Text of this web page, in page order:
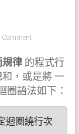
Comment
規律的程式行
，或是將 一
圈語法如下：
繞行次